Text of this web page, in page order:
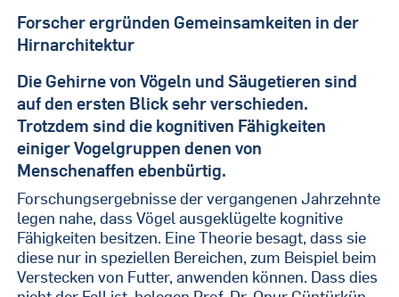
Forscher ergründen Gemeinsamkeiten in der
Hirnarchitektur
Die Gehirne von Vögeln und Säugetieren sind
auf den ersten Blick sehr verschieden.
Trotzdem sind die kognitiven Fähigkeiten
einiger Vogelgruppen denen von
Menschenaffen ebenbürtig.
Forschungsergebnisse der vergangenen Jahrzehnte
legen nahe, dass Vögel ausgeklügelte kognitive
Fähigkeiten besitzen. Eine Theorie besagt, dass sie
diese nur in speziellen Bereichen, zum Beispiel beim
Verstecken von Futter, anwenden können. Dass dies